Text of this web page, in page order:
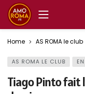
Home AS ROMA le club
AS ROMA LE CLUB
Tiago Pinto fait